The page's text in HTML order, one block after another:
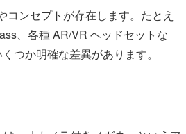
ンセプトが存在します。たとえ
、各種 AR/VR ヘッドセットな
つか明確な差異があります。